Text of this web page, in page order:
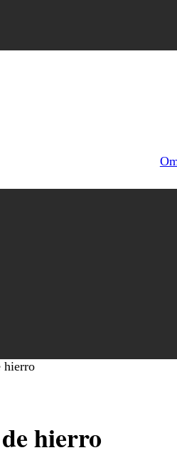
hierro
hierro